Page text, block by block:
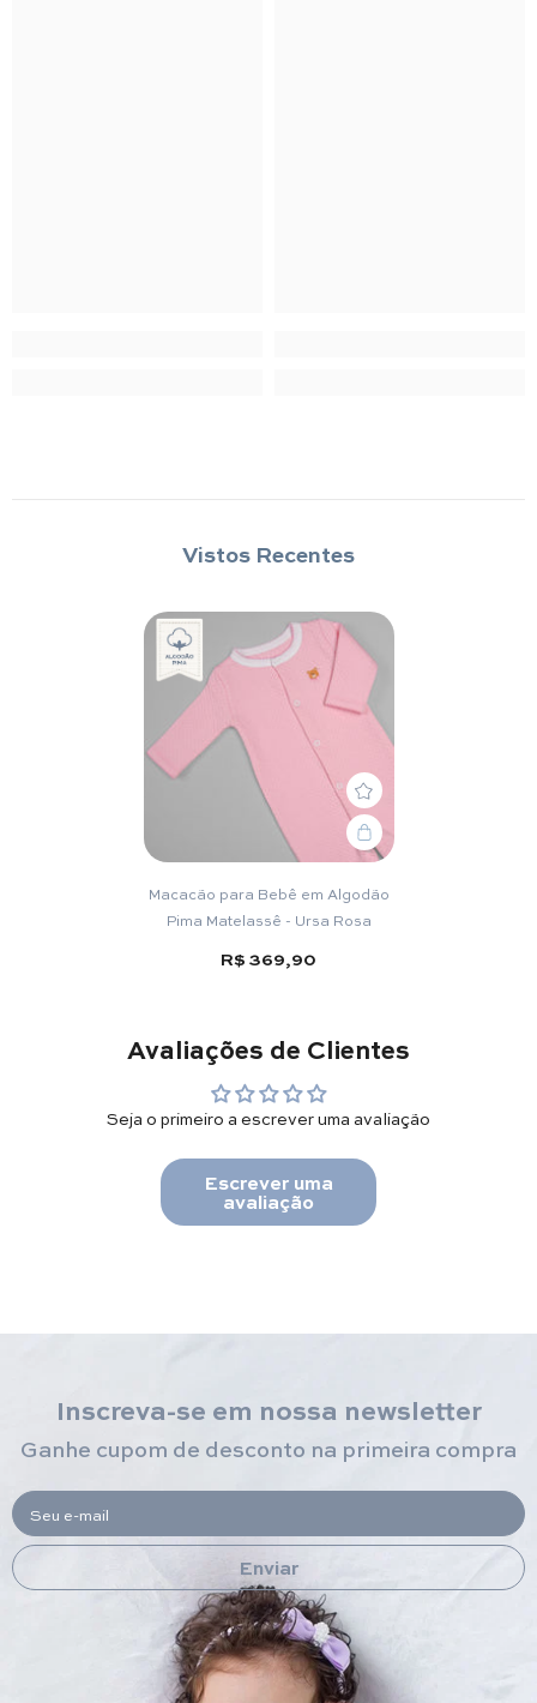
Vistos Recentes
Macacão para Bebê em Algodão
Pima Matelassê - Ursa Rosa
R$ 369,90
Avaliações de Clientes
Seja o primeiro a escrever uma avaliação
Escrever uma
avaliação
Inscreva-se em nossa newsletter
Ganhe cupom de desconto na primeira compra
Seu e-mail
Enviar